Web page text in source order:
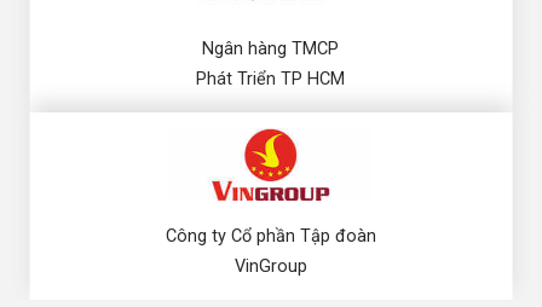
Ngân hàng TMCP
Phát Triển TP HCM
Công ty Cổ phần Tập đoàn
VinGroup